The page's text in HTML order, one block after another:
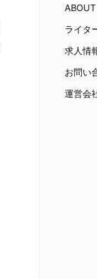
ABOUT
ライタ
求人情
お問い
運営会